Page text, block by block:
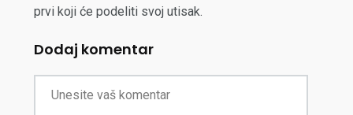
prvi koji će podeliti svoj utisak.
Dodaj komentar